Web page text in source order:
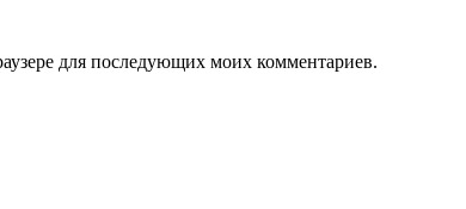
для последующих моих комментариев.